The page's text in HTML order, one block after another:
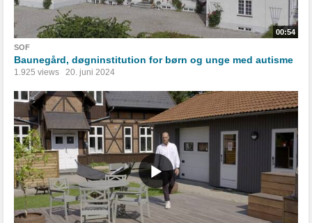
00:54
SOF
Baunegård, døgninstitution for børn og unge med autisme
1.925 views 20. juni 2024